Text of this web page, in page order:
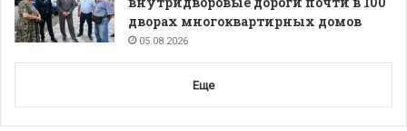
дворах многоквартирных домов
05.08.2026
Еще